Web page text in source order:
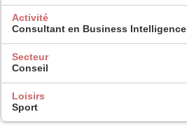
Activité
Consultant en Business Intelligence
Secteur
Conseil
Loisirs
Sport